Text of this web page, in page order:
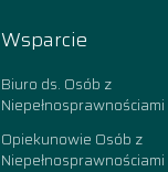
Wsparcie
Biuro ds. Osób z
Niepełnosprawnościami
Opiekunowie Osób z
Niepełnosprawnościami